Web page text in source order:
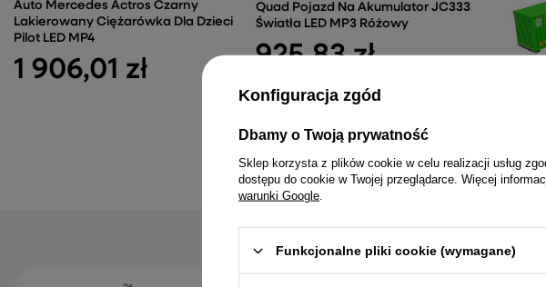
Auto Mercedes Actros Czarny
Lakierowany Ciężarówka Dla Dzieci
Pilot LED MP4
1 906,01 zł
Quad Pojazd Na Akumulator JC333
Światła LED MP3 Różowy
925,83 zł
Konfiguracja zgód
Dbamy o Twoją prywatność
Sklep korzysta z plików cookie w celu realizacji usług
dostępu do cookie w Twojej przeglądarce. Więcej
warunki Google
Funkcjonalne pliki cookie (wymagane)